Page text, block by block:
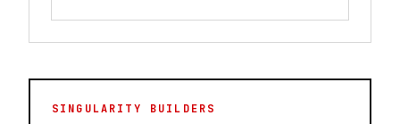
SINGULARITY BUILDERS